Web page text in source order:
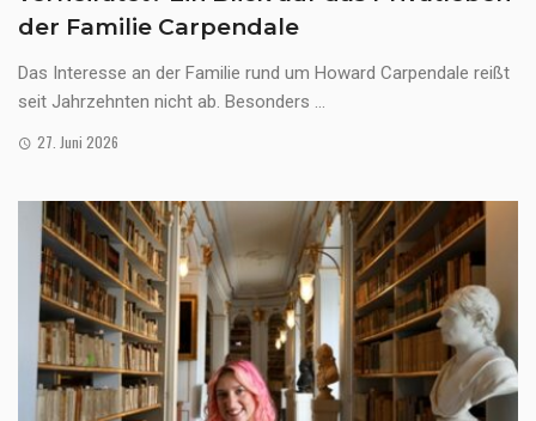
der Familie Carpendale
Das Interesse an der Familie rund um Howard Carpendale reißt
seit Jahrzehnten nicht ab. Besonders ...
27. Juni 2026